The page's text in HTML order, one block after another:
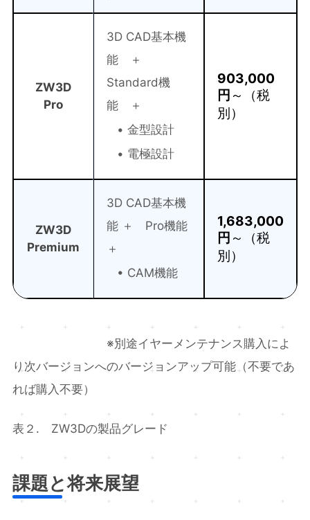
ZW3D
Pro
3D CAD基本機
能 ＋
Standard機
能 ＋
• 金型設計
• 電極設計
903,000
円 ～（税
別）
ZW3D
Premium
3D CAD基本機
能 ＋ Pro機能
＋
• CAM機能
1,683,000
円 ～（税
別）
※別途イヤーメンテナンス購入によ
り次バージョンへのバージョンアップ可能（不要であ
れば購入不要）
表２. ZW3Dの製品グレード
課題と将来展望